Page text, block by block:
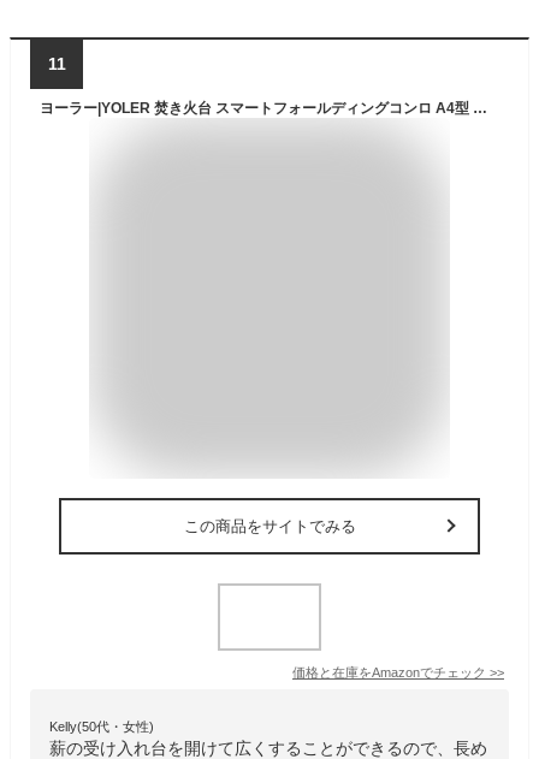
11
ヨーラー|YOLER 焚き火台 スマートフォールディングコンロ A4型 オリジナル 自由調節 2-4人用 かまど 多役 キャンプ 初心者向 アウトドア 薪ストーブ コンロ GS003
この商品をサイトでみる
価格と在庫をAmazonでチェック >>
Kelly(50代・女性)
薪の受け入れ台を開けて広くすることができるので、長め